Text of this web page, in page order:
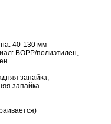
40-130 мм
BOPP/полиэтилен,
запайка,
запайка